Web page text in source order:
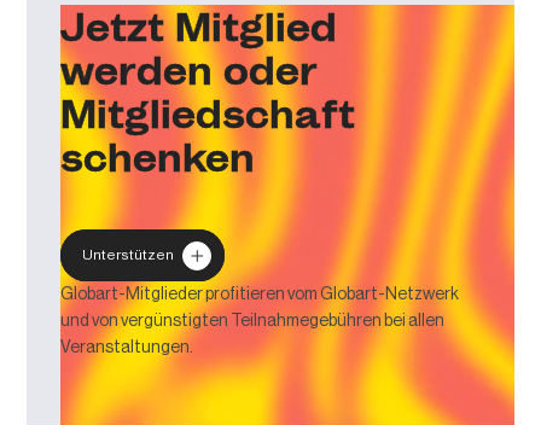
Jetzt Mitglied
werden oder
Mitgliedschaft
schenken
Unterstützen
Globart-Mitglieder profitieren vom Globart-Netzwerk
und von vergünstigten Teilnahmegebühren bei allen
Veranstaltungen.